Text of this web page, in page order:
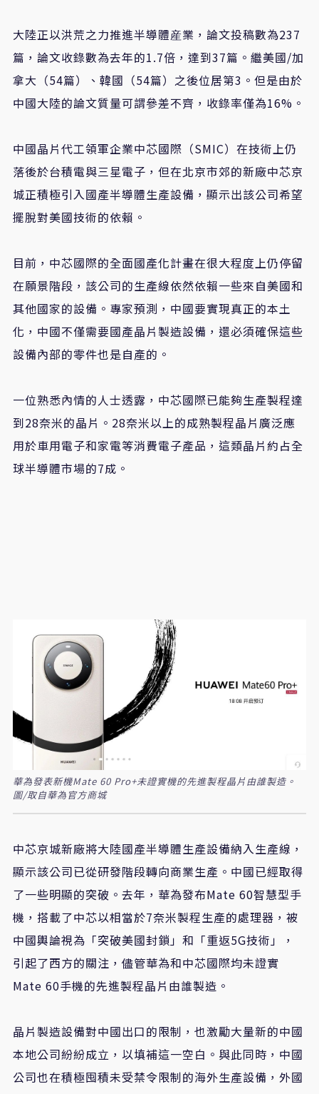
大陸正以洪荒之力推進半導體産業，論文投稿數為237
篇，論文收錄數為去年的1.7倍，達到37篇。繼美國/加
拿大（54篇）、韓國（54篇）之後位居第3。但是由於
中國大陸的論文質量可謂參差不齊，收錄率僅為16%。
中國晶片代工領軍企業中芯國際（SMIC）在技術上仍
落後於台積電與三星電子，但在北京市郊的新廠中芯京
城正積極引入國產半導體生產設備，顯示出該公司希望
擺脫對美國技術的依賴。
目前，中芯國際的全面國產化計畫在很大程度上仍停留
在願景階段，該公司的生產線依然依賴一些來自美國和
其他國家的設備。專家預測，中國要實現真正的本土
化，中國不僅需要國產晶片製造設備，還必須確保這些
設備內部的零件也是自產的。
一位熟悉內情的人士透露，中芯國際已能夠生產製程達
到28奈米的晶片。28奈米以上的成熟製程晶片廣泛應
用於車用電子和家電等消費電子產品，這類晶片約占全
球半導體市場的7成。
華為發表新機Mate 60 Pro+未證實機的先進製程晶片由誰製造。
圖/取自華為官方商城
中芯京城新廠將大陸國產半導體生產設備納入生產線，
顯示該公司已從研發階段轉向商業生產。中國已經取得
了一些明顯的突破。去年，華為發布Mate 60智慧型手
機，搭載了中芯以相當於7奈米製程生產的處理器，被
中國輿論視為「突破美國封鎖」和「重返5G技術」，
引起了西方的關注，儘管華為和中芯國際均未證實
Mate 60手機的先進製程晶片由誰製造 。
晶片製造設備對中國出口的限制，也激勵大量新的中國
本地公司紛紛成立，以填補這一空白。與此同時，中國
公司也在積極囤積未受禁令限制的海外生產設備，外國